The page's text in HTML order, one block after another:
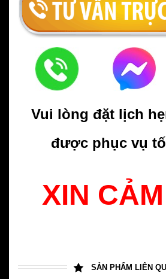
Vui lòng đặt lịch
được phục vụ
XIN
SẢN PHẨM LIÊN